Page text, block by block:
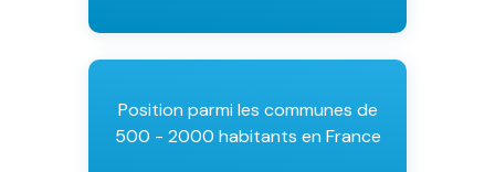
Position parmi les communes de
500 - 2000 habitants en France